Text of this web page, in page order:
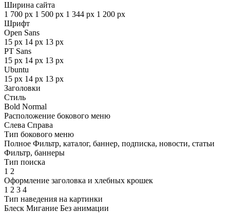
Ширина сайта
1 700 px 1 500 px 1 344 px 1 200 px
Шрифт
Open Sans
15 px 14 px 13 px
PT Sans
15 px 14 px 13 px
Ubuntu
15 px 14 px 13 px
Заголовки
Стиль
Bold Normal
Расположение бокового меню
Слева Справа
Тип бокового меню
Полное Фильтр, каталог, баннер, подписка, новости, статьи
Фильтр, баннеры
Тип поиска
1 2
Оформление заголовка и хлебных крошек
1 2 3 4
Тип наведения на картинки
Блеск Мигание Без анимации